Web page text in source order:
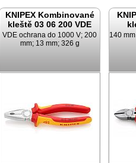
KNIPEX Kombinované
kleště 03 06 200 VDE
VDE ochrana do 1000 V; 200
mm; 13 mm; 326 g
140